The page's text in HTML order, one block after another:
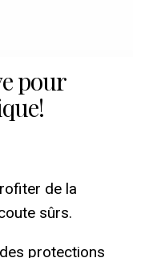
pour
de la
sûrs.
protections